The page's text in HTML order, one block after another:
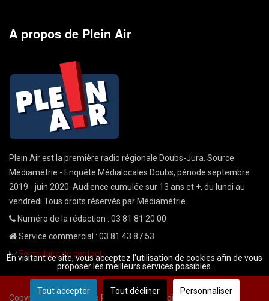
A propos de Plein Air
Plein Air est la première radio régionale Doubs-Jura. Source
Médiamétrie - Enquête Médialocales Doubs, période septembre
2019 - juin 2020. Audience cumulée sur 13 ans et +, du lundi au
vendredi.Tous droits réservés par Médiamétrie.
Numéro de la rédaction : 03 81 81 20 00
Service commercial : 03 81 43 87 53
Formulaire de contact
Copyright © 2026 Radio Plein Air - Tous droits réservés
En visitant ce site, vous acceptez l'utilisation de cookies afin de vous
proposer les meilleurs services possibles.
Tout accepter Tout décliner Personnaliser